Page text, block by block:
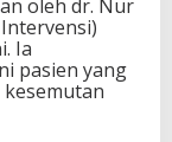
oleh dr. Nur
Ia
pasien yang